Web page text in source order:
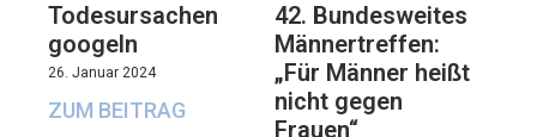
Todesursachen
googeln
26. Januar 2024
ZUM BEITRAG
42. Bundesweites
Männertreffen:
„Für Männer heißt
nicht gegen
Frauen“